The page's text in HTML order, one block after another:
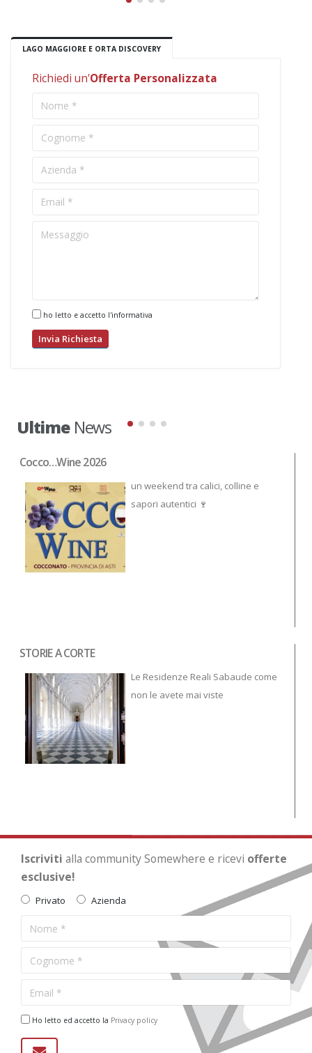
LAGO MAGGIORE E ORTA DISCOVERY
Richiedi un'Offerta Personalizzata
ho letto e accetto l'informativa
UltimeNews
Cocco…Wine 2026
un weekend tra calici, colline e
sapori autentici 🍷
STORIE A CORTE
Le Residenze Reali Sabaude come
non le avete mai viste
Iscriviti alla community Somewhere e ricevi offerte
esclusive!
Privato Azienda
Ho letto ed accetto la Privacy policy